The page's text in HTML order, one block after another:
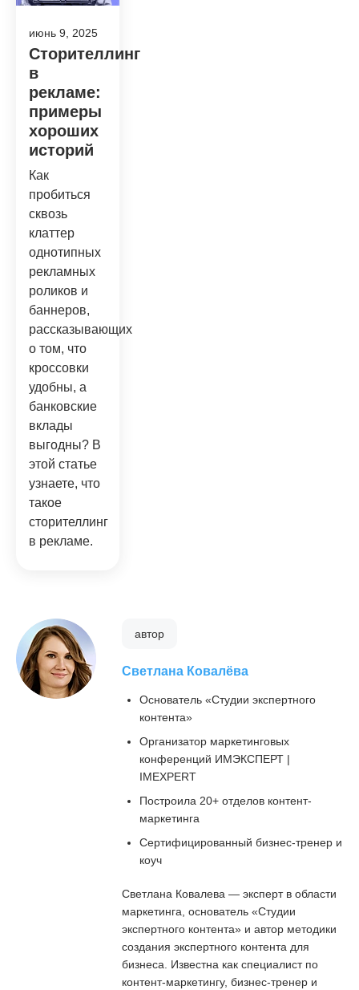
июнь 9, 2025
Сторителлинг
в
рекламе:
примеры
хороших
историй
Как
пробиться
сквозь
клаттер
однотипных
рекламных
роликов и
баннеров,
рассказывающих
о том, что
кроссовки
удобны, а
банковские
вклады
выгодны? В
этой статье
узнаете, что
такое
сторителлинг
в рекламе.
автор
Светлана Ковалёва
Основатель «Студии экспертного
контента»
Организатор маркетинговых
конференций ИМЭКСПЕРТ |
IMEXPERT
Построила 20+ отделов контент-
маркетинга
Сертифицированный бизнес-тренер и
коуч
Светлана Ковалева — эксперт в области
маркетинга, основатель «Студии
экспертного контента» и автор методики
создания экспертного контента для
бизнеса. Известна как специалист по
контент-маркетингу, бизнес-тренер и